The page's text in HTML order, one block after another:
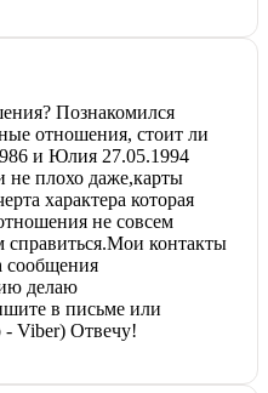
Познакомился
отношения, стоит ли
и Юлия 27.05.1994
не плохо даже,карты
характера которая
не совсем
контакты
сообщения
делаю
в письме или
- Viber) Отвечу!